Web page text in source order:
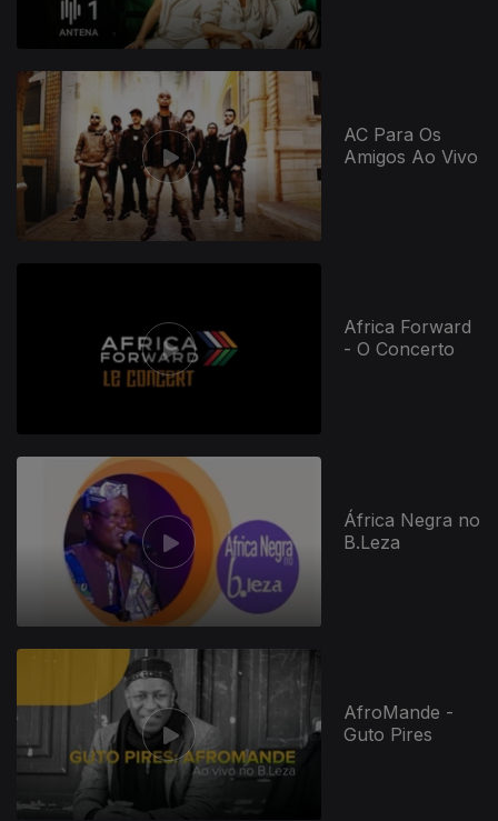
AC Para Os
Amigos Ao Vivo
Africa Forward
- O Concerto
África Negra no
B.Leza
AfroMande -
Guto Pires